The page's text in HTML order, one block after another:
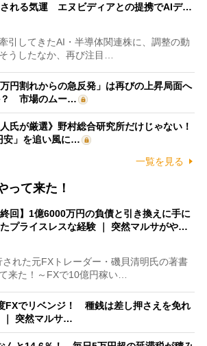
れる気運 エヌビディアとの提携でAIデ…
引してきたAI・半導体関連株に、調整の動
うしたなか、再び注目…
円割れからの急反発」は再びの上昇局面へ
？ 市場のムー…
氏が厳選》野村総合研究所だけじゃない！
安」を追い風に…
一覧を見る
って来た！
終回】1億6000万円の負債と引き換えに手に
たプライスレスな経験 ｜ 突然マルサがや…
れた元FXトレーダー・磯貝清明氏の著書
来た！～FXで10億円稼い…
FXでリベンジ！ 種銭は差し押さえを免れ
｜ 突然マルサ…